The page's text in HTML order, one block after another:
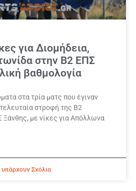
για Διομήδεια,
στην Β2 ΕΠΣ
βαθμολογία
στα τρία ματς που έγιναν
στροφή της Β2
Ξάνθης, με νίκες για Απόλλωνα
υπάρχουν Σχόλια